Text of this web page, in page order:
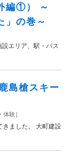
編①） ～
」の巻～
エリア、駅・バス
島槍スキー
体験］
きました。 大町建設